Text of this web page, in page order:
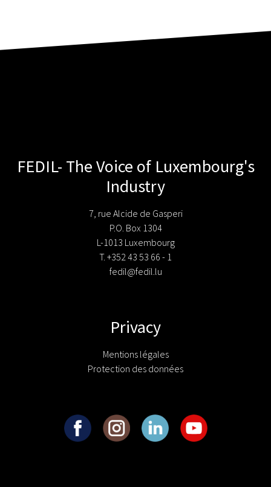
FEDIL- The Voice of Luxembourg's
Industry
7, rue Alcide de Gasperi
P.O. Box 1304
L-1013 Luxembourg
T. +352 43 53 66 - 1
fedil@fedil.lu
Privacy
Mentions légales
Protection des données